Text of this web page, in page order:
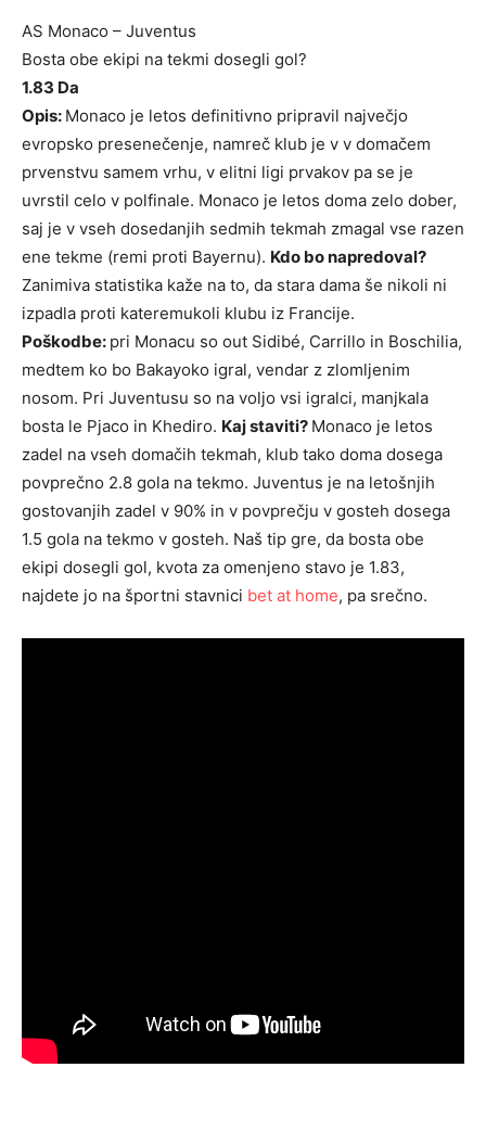
AS Monaco – Juventus
Bosta obe ekipi na tekmi dosegli gol?
1.83 Da
Opis: Monaco je letos definitivno pripravil največjo
evropsko presenečenje, namreč klub je v v domačem
prvenstvu samem vrhu, v elitni ligi prvakov pa se je
uvrstil celo v polfinale. Monaco je letos doma zelo dober,
saj je v vseh dosedanjih sedmih tekmah zmagal vse razen
ene tekme (remi proti Bayernu). Kdo bo napredoval?
Zanimiva statistika kaže na to, da stara dama še nikoli ni
izpadla proti kateremukoli klubu iz Francije.
Poškodbe: pri Monacu so out Sidibé, Carrillo in Boschilia,
medtem ko bo Bakayoko igral, vendar z zlomljenim
nosom. Pri Juventusu so na voljo vsi igralci, manjkala
bosta le Pjaco in Khediro. Kaj staviti? Monaco je letos
zadel na vseh domačih tekmah, klub tako doma dosega
povprečno 2.8 gola na tekmo. Juventus je na letošnjih
gostovanjih zadel v 90% in v povprečju v gosteh dosega
1.5 gola na tekmo v gosteh. Naš tip gre, da bosta obe
ekipi dosegli gol, kvota za omenjeno stavo je 1.83,
najdete jo na športni stavnici bet at home, pa srečno.